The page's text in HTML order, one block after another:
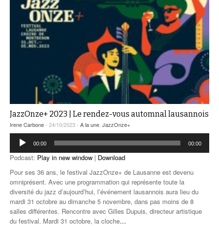
JazzOnze+ 2023 | Le rendez-vous automnal lausannois
Irene Carbone- 24/10/2023 - A la une JazzOnze+
Lecteur
audio
00:00 00:00
Podcast: Play in new window | Download
Pour ses 36 ans, le festival JazzOnze+ de Lausanne est devenu
omniprésent. Avec une programmation qui représente toute la
diversité du jazz d’aujourd’hui, l’événement lausannois aura lieu du
mardi 31 octobre au dimanche 5 novembre, dans pas moins de 8
salles différentes. Rencontre avec Gilles Dupuis, directeur artistique
du festival. Mardi 31 octobre, la cloche…